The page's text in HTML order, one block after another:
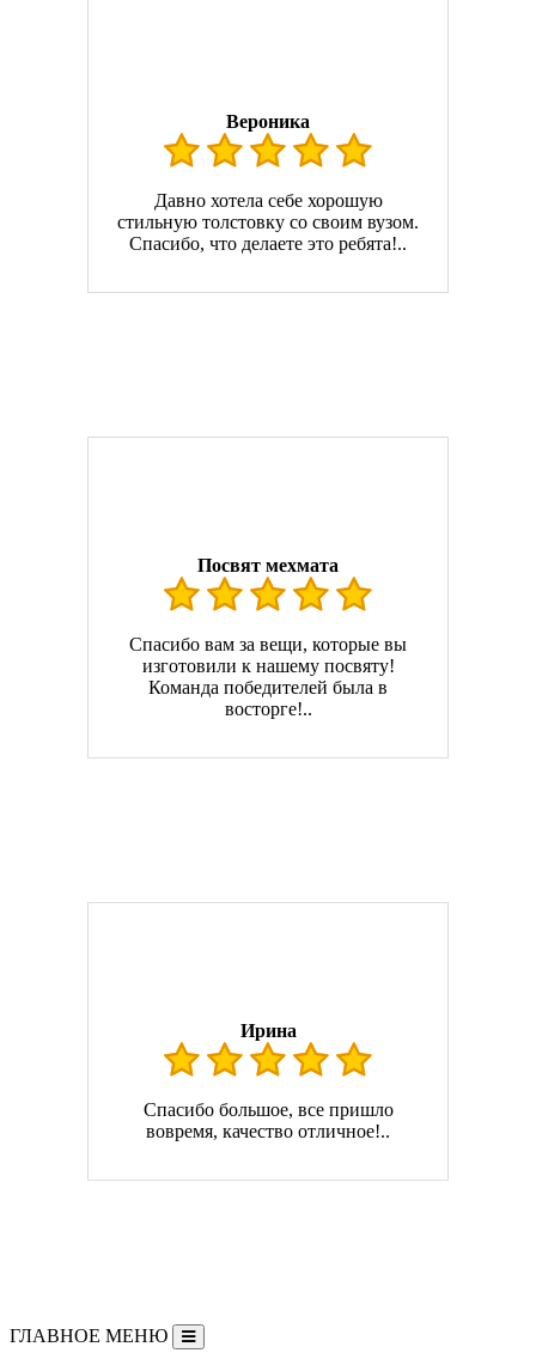
Вероника
Давно хотела себе хорошую
стильную толстовку со своим вузом.
Спасибо, что делаете это ребята!..
Посвят мехмата
Спасибо вам за вещи, которые вы
изготовили к нашему посвяту!
Команда победителей была в
восторге!..
Ирина
Спасибо большое, все пришло
вовремя, качество отличное!..
ГЛАВНОЕ МЕНЮ